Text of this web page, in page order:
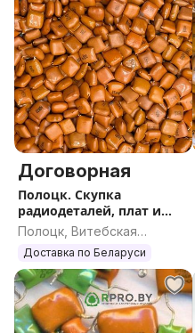
Договорная
Полоцк. Скупка
радиодеталей, плат и
катализаторов по всей
Полоцк, Витебская
область
Доставка по Беларуси